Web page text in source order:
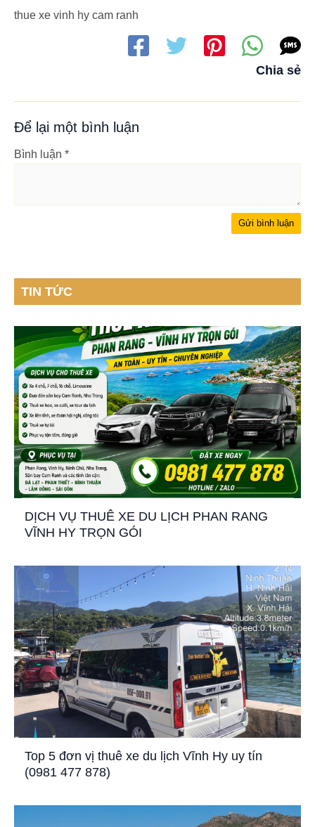
thue xe vinh hy cam ranh
Chia sẻ
Để lại một bình luận
Bình luận *
TIN TỨC
DỊCH VỤ THUÊ XE DU LỊCH PHAN RANG
VĨNH HY TRỌN GÓI
Top 5 đơn vị thuê xe du lịch Vĩnh Hy uy tín
(0981 477 878)